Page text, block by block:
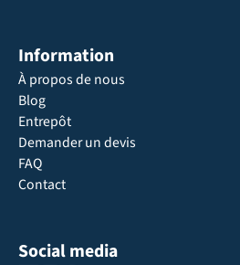
Information
À propos de nous
Blog
Entrepôt
Demander un devis
FAQ
Contact
Social media